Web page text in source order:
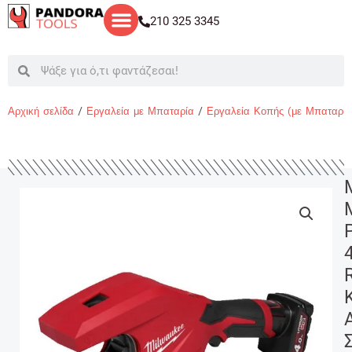
Μετάβαση
στο
210 325 3345
SearchSearch
Αρχική σελίδα / Εργαλεία με Μπαταρία / Εργαλεία Κοπής (με